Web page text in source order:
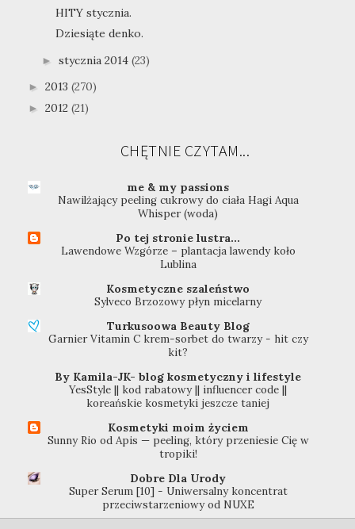
HITY stycznia.
Dziesiąte denko.
► stycznia 2014 (23)
► 2013 (270)
► 2012 (21)
CHĘTNIE CZYTAM...
me & my passions
Nawilżający peeling cukrowy do ciała Hagi Aqua
Whisper (woda)
Po tej stronie lustra...
Lawendowe Wzgórze – plantacja lawendy koło
Lublina
Kosmetyczne szaleństwo
Sylveco Brzozowy płyn micelarny
Turkusoowa Beauty Blog
Garnier Vitamin C krem-sorbet do twarzy - hit czy
kit?
By Kamila-JK- blog kosmetyczny i lifestyle
YesStyle || kod rabatowy || influencer code ||
koreańskie kosmetyki jeszcze taniej
Kosmetyki moim życiem
Sunny Rio od Apis — peeling, który przeniesie Cię w
tropiki!
Dobre Dla Urody
Super Serum [10] - Uniwersalny koncentrat
przeciwstarzeniowy od NUXE